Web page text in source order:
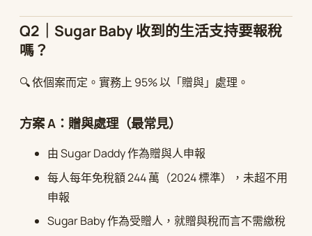
Q2｜Sugar Baby 收到的生活支持要報稅
嗎？
🔍 依個案而定。實務上 95% 以「贈與」處理。
方案 A：贈與處理（最常見）
由 Sugar Daddy 作為贈與人申報
每人每年免稅額 244 萬（2024 標準），未超不用
申報
Sugar Baby 作為受贈人，就贈與稅而言不需繳稅